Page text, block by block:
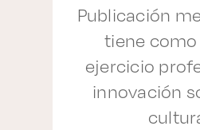
Publicación
tiene como
ejercicio
innovación